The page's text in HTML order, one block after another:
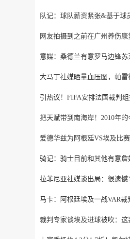
队记：球队薪资紧张&基于
网友拍摄到之前在广州养伤
意媒：桑德兰有意罗马边锋
大马丁社媒晒量血压图，帕
引热议！FIFA安排法国裁判
把天赋带到南海岸！2010年
爱德华兹为阿根廷VS埃及比
骑记：骑士目前和其他有意
拉菲尼亚社媒谈出局：很遗
马卡：阿根廷埃及一战VAR
裁判专家谈埃及进球被吹：